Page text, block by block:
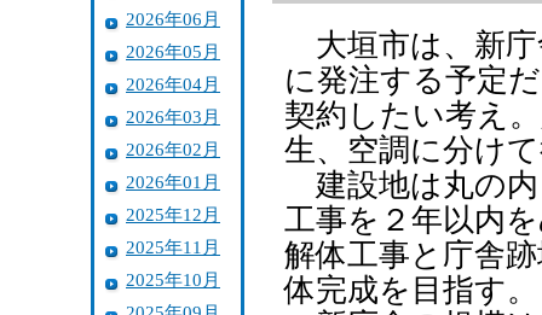
2026年06月
2026年05月
2026年04月
2026年03月
2026年02月
2026年01月
2025年12月
2025年11月
2025年10月
大垣市は、新庁
に発注する予定
契約したい考え
生、空調に分け
建設地は丸の内
工事を２年以内
解体工事と庁舎
体完成を目指す。